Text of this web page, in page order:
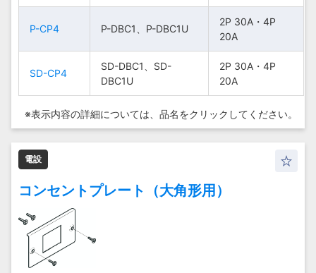
P-CP4 P-DBC1、P-DBC1U
2P 30A・4P
20A
SD-CP4
SD-DBC1、SD-
DBC1U
2P 30A・4P
20A
P-CP4 P-DBC1、P-DBC1U
2P 30A・4P
20A
SD-CP4
SD-DBC1、SD-
DBC1U
2P 30A・4P
20A
P-CP4 P-DBC1、P-DBC1U
2P 30A・4P
20A
SD-CP4
SD-DBC1、SD-
DBC1U
2P 30A・4P
20A
P-CP4 P-DBC1、P-DBC1U
2P 30A・4P
20A
SD-CP4
SD-DBC1、SD-
DBC1U
2P 30A・4P
20A
※表示内容の詳細については、 品名をクリックしてください。
電設
コンセントプレート（大角形用）